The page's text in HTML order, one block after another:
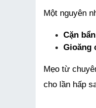
Một nguyên
Cặn
Gioăng
Mẹo từ
cho lần hấp